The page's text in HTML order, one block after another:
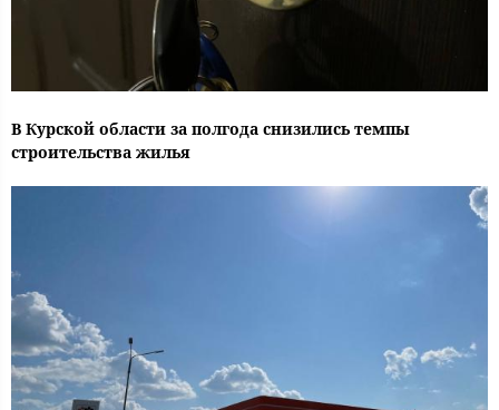
В Курской области за полгода снизились темпы
строительства жилья